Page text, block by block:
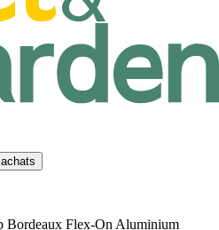
Bordeaux Flex-On Aluminium